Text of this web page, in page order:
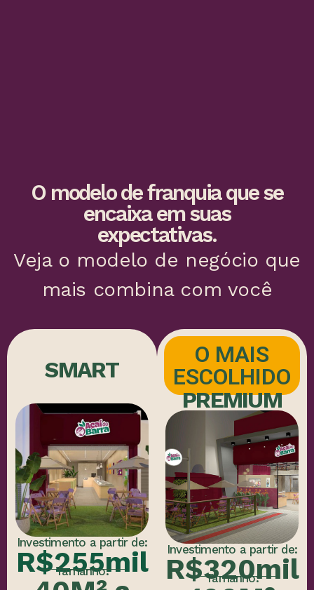
O modelo de franquia que se
encaixa em suas
expectativas.
Veja o modelo de negócio que
mais combina com você
SMART
Investimento a partir de:
R$255mil
Tamanho:
O MAIS
ESCOLHIDO
PREMIUM
Investimento a partir de:
R$320mil
Tamanho: